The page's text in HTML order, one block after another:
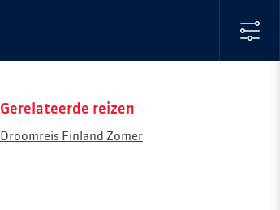
Gerelateerde reizen
Droomreis Finland Zomer